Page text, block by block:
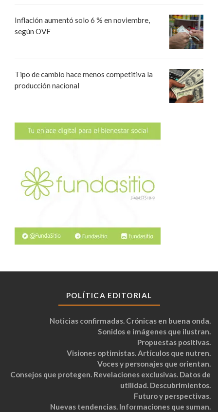
Inflación aumentó solo 6 % en noviembre,
según OVF
Tipo de cambio hace menos competitiva la
producción nacional
POLÍTICA EDITORIAL
Noticias confirmadas. Crónicas en buena onda.
Sonidos e imágenes que ilustran.
Propuestas positivas.
Visiones optimistas. Artículos que nutren.
Voces y personajes que orientan.
Consejos que protegen. Revelaciones exclusivas. Datos de
utilidad. Descubrimientos.
Futuro y perspectivas.
Nuevas tendencias. Informaciones que suman.